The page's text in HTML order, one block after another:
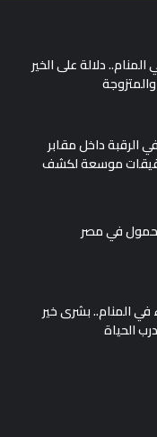
دلالة على الخير
الرقبة داخل مقابر
موسعة لكشف
في مصر
المنام.. بشرى خير
الحياة